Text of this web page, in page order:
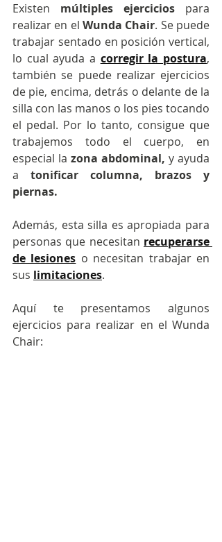
Existen múltiples ejercicios para
realizar en el Wunda Chair. Se puede
trabajar sentado en posición vertical,
lo cual ayuda a corregir la postura,
también se puede realizar ejercicios
de pie, encima, detrás o delante de la
silla con las manos o los pies tocando
el pedal. Por lo tanto, consigue que
trabajemos todo el cuerpo, en
especial la zona abdominal, y ayuda
a tonificar columna, brazos y
piernas.
Además, esta silla es apropiada para
personas que necesitan recuperarse
de lesiones o necesitan trabajar en
sus limitaciones.
Aquí te presentamos algunos
ejercicios para realizar en el Wunda
Chair: